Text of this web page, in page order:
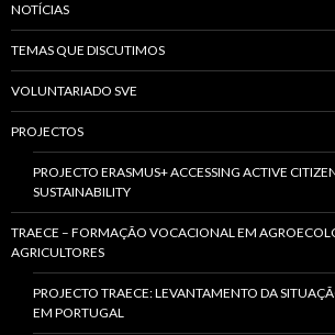
NOTÍCIAS
TEMAS QUE DISCUTIMOS
VOLUNTARIADO SVE
PROJECTOS
PROJECTO ERASMUS+ ACCESSING ACTIVE
SUSTAINABILITY
TRAECE – FORMAÇÃO VOCACIONAL EM
AGRICULTORES
PROJECTO TRAECE: LEVANTAMENTO DA
EM PORTUGAL